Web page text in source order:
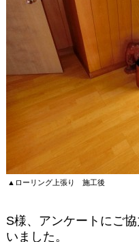
▲ローリング上張り 施工後
S様、アンケートにご
いました。